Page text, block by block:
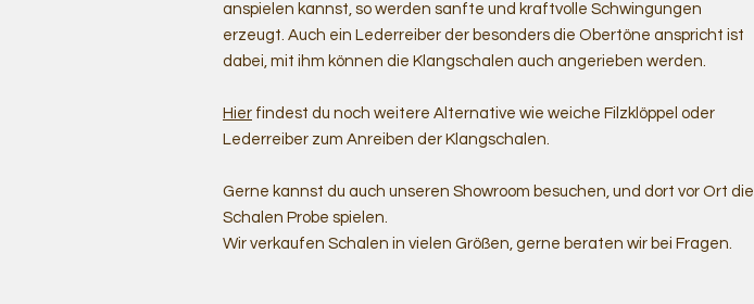
anspielen kannst, so werden sanfte und kraftvolle Schwingungen
erzeugt. Auch ein Lederreiber der besonders die Obertöne anspricht ist
dabei, mit ihm können die Klangschalen auch angerieben werden.
Hier findest du noch weitere Alternative wie weiche Filzklöppel oder
Lederreiber zum Anreiben der Klangschalen.
Gerne kannst du auch unseren Showroom besuchen, und dort vor Ort die
Schalen Probe spielen.
Wir verkaufen Schalen in vielen Größen, gerne beraten wir bei Fragen.